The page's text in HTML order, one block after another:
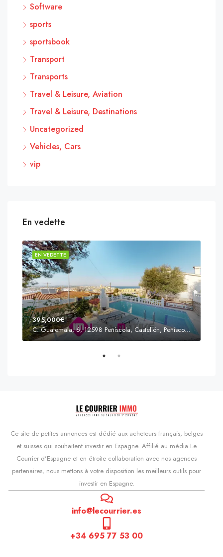
Software
sports
sportsbook
Transport
Transports
Travel & Leisure, Aviation
Travel & Leisure, Destinations
Uncategorized
Vehicles, Cars
vip
En vedette
EN VEDETTE
395,000€
C. Guatemala, 6, 12598 Peñíscola, Castellón, Peñíscola, Communauté valencienne
Ce site de petites annonces est dédié aux acheteurs français, belges
et suisses qui souhaitent investir en Espagne. Affilié au média Le
Courrier d'Espagne et en étroite collaboration avec nos agences
partenaires, nous mettons à votre disposition les meilleurs outils pour
investir en Espagne.
info@lecourrier.es
+34 695 77 53 00